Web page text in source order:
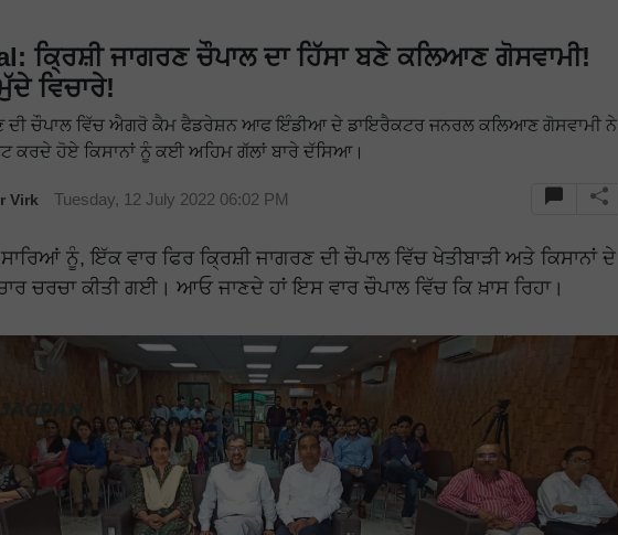
ਕ੍ਰਿਸ਼ੀ ਜਾਗਰਣ ਚੌਪਾਲ ਦਾ ਹਿੱਸਾ ਬਣੇ ਕਲਿਆਣ ਗੋਸਵਾਮੀ!
ਵਿਚਾਰੇ!
ਦੀ ਚੌਪਾਲ ਵਿੱਚ ਐਗਰੋ ਕੈਮ ਫੈਡਰੇਸ਼ਨ ਆਫ ਇੰਡੀਆ ਦੇ ਡਾਇਰੈਕਟਰ ਜਨਰਲ ਕਲਿਆਣ ਗੋਸਵਾਮੀ ਨੇ
ਕਰਦੇ ਹੋਏ ਕਿਸਾਨਾਂ ਨੂੰ ਕਈ ਅਹਿਮ ਗੱਲਾਂ ਬਾਰੇ ਦੱਸਿਆ।
Virk Tuesday, 12 July 2022 06:02 PM
ਨੂੰ, ਇੱਕ ਵਾਰ ਫਿਰ ਕ੍ਰਿਸ਼ੀ ਜਾਗਰਣ ਦੀ ਚੌਪਾਲ ਵਿੱਚ ਖੇਤੀਬਾੜੀ ਅਤੇ ਕਿਸਾਨਾਂ ਦੇ
ਚਰਚਾ ਕੀਤੀ ਗਈ। ਆਓ ਜਾਣਦੇ ਹਾਂ ਇਸ ਵਾਰ ਚੌਪਾਲ ਵਿੱਚ ਕਿ ਖ਼ਾਸ ਰਿਹਾ।